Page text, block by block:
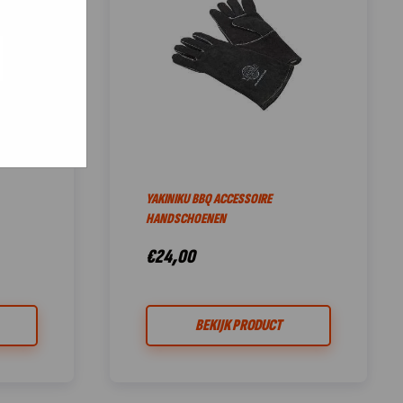
YAKINIKU BBQ ACCESSOIRE
HANDSCHOENEN
€24,00
BEKIJK PRODUCT
Er
van